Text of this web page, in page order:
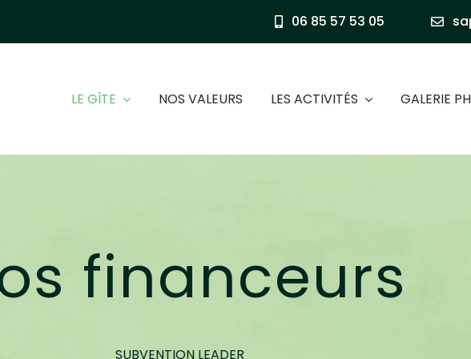
06 85 57 53 05
LE GÎTE NOS VALEURS LES ACTIVITÉS GALERIE
financeurs
SUBVENTION LEADER